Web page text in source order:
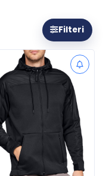
Filteri